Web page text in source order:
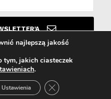
prywatności
najlepszą jakość
tym, jakich ciasteczek
.
Ustawienia Zamknij panel